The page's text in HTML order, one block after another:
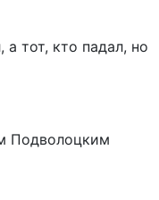
а тот, кто падал, но
Подволоцким